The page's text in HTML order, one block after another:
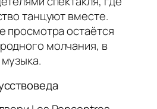
танцуют вместе.
просмотра остаётся
молчания, в